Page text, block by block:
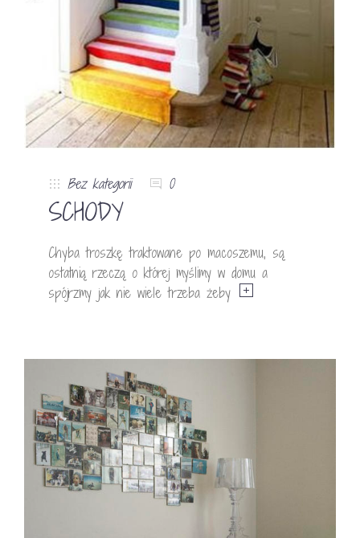
Bez kategorii 0
SCHODY
Chyba troszkę traktowane po macoszemu, są
ostatnią rzeczą o której myślimy w domu a
spójrzmy jak nie wiele trzeba żeby